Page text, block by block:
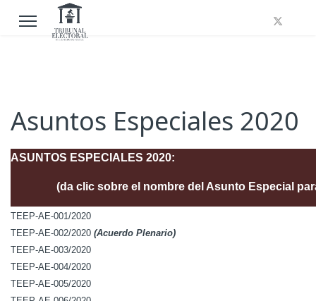
Asuntos Especiales 2020
ASUNTOS ESPECIALES 2020:
(da clic sobre el nombre del Asunto Especial
TEEP-AE-001/2020
TEEP-AE-002/2020 (Acuerdo Plenario)
TEEP-AE-003/2020
TEEP-AE-004/2020
TEEP-AE-005/2020